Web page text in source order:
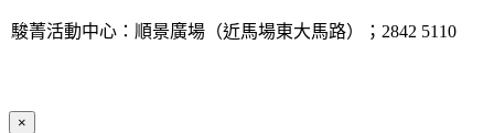
駿菁活動中心：順景廣場（近馬場東大馬路）；2842 5110
×